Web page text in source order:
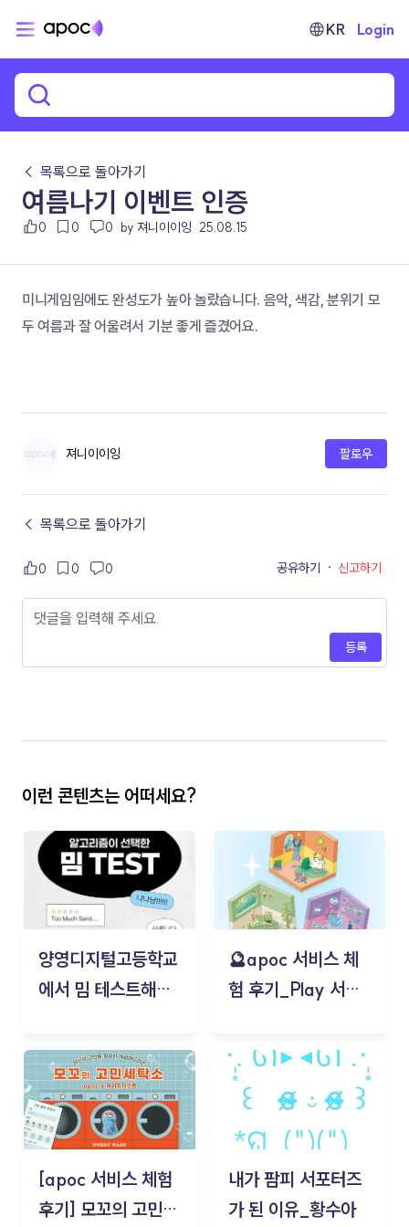
KR Login
← 목록으로 돌아가기
여름나기 이벤트 인증
0 0 0 by 져니이이잉 25.08.15
미니게임임에도 완성도가 높아 놀랐습니다. 음악, 색감, 분위기 모
두 여름과 잘 어울려서 기분 좋게 즐겼어요.
져니이이잉 팔로우
← 목록으로 돌아가기
0 0 0 공유하기 · 신고하기
등록
이런 콘텐츠는 어떠세요?
양영디지털고등학교
에서 밈 테스트해보
🔮apoc 서비스 체
험 후기_Play 서비
김태현
[apoc 서비스 체험
후기] 모꼬의 고민세
내가 팜피 서포터즈
가 된 이유_황수아